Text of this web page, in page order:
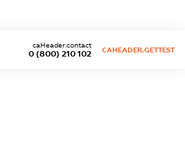
0 (800) 210 102
caHeader.contact
CAHEADER.GETTEST